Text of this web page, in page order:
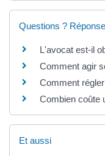
Questions ?
L'avocat est-il
Comment agir
Comment
Combien coûte
Et aussi